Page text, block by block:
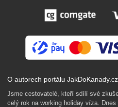
O autorech portálu JakDoKanady.cz
Jsme cestovatelé, kteří sdílí své
celý rok na working holiday víza.